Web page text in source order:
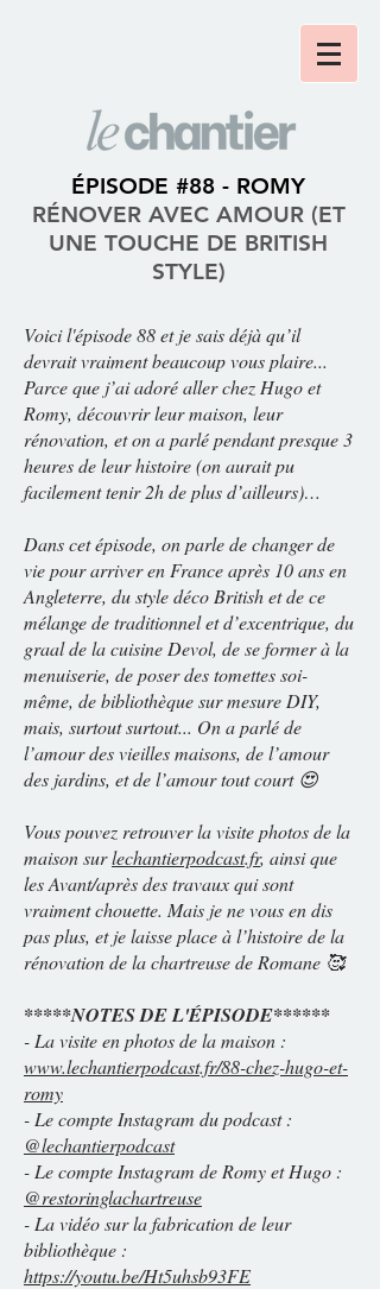
ÉPISODE #88 - ROMY
RÉNOVER AVEC AMOUR (ET
UNE TOUCHE DE BRITISH
STYLE)
Voici l'épisode 88 et je sais déjà qu’il
devrait vraiment beaucoup vous plaire...
Parce que j’ai adoré aller chez Hugo et
Romy, découvrir leur maison, leur
rénovation, et on a parlé pendant presque 3
heures de leur histoire (on aurait pu
facilement tenir 2h de plus d’ailleurs)…
Dans cet épisode, on parle de changer de
vie pour arriver en France après 10 ans en
Angleterre, du style déco British et de ce
mélange de traditionnel et d’excentrique, du
graal de la cuisine Devol, de se former à la
menuiserie, de poser des tomettes soi-
même, de bibliothèque sur mesure DIY,
mais, surtout surtout... On a parlé de
l’amour des vieilles maisons, de l’amour
des jardins, et de l’amour tout court 😍
Vous pouvez retrouver la visite photos de la
maison surlechantierpodcast.fr, ainsi que
les Avant/après des travaux qui sont
vraiment chouette. Mais je ne vous en dis
pas plus, et je laisse place à l’histoire de la
rénovation de la chartreuse de Romane 🥰
*****NOTES DE L'ÉPISODE******
- La visite en photos de la maison :
www.lechantierpodcast.fr/88-chez-hugo-et-
romy
- Le compte Instagram du podcast :
@lechantierpodcast
- Le compte Instagram de Romy et Hugo :
@restoringlachartreuse
- La vidéo sur la fabrication de leur
bibliothèque :
https://youtu.be/Ht5uhsb93FE